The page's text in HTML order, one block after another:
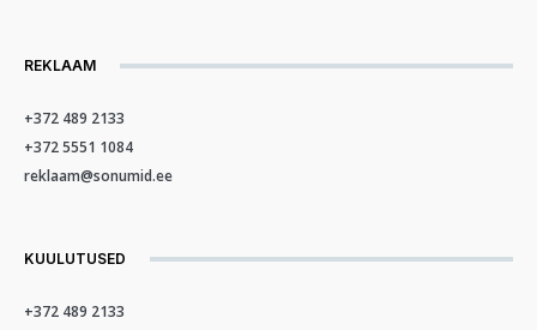
REKLAAM
+372 489 2133
+372 5551 1084
reklaam@sonumid.ee
KUULUTUSED
+372 489 2133